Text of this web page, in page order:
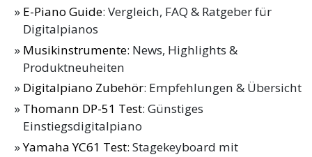
E-Piano Guide: Vergleich, FAQ & Ratgeber für
Digitalpianos
Musikinstrumente: News, Highlights &
Produktneuheiten
Digitalpiano Zubehör: Empfehlungen & Übersicht
Thomann DP-51 Test: Günstiges
Einstiegsdigitalpiano
Yamaha YC61 Test: Stagekeyboard mit